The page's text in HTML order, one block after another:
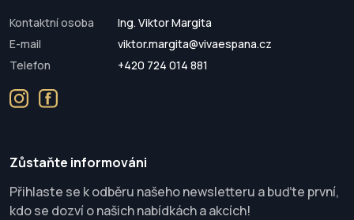
Kontaktní osoba
Ing. Viktor Margita
E-mail
viktor.margita@vivaespana.cz
Telefon
+420 724 014 881
Zůstaňte informováni
Přihlaste se k odběru našeho newsletteru a buďte první,
kdo se dozví o našich nabídkách a akcích!